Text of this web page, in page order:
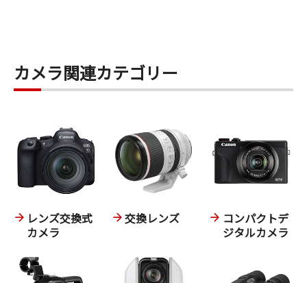
カメラ関連カテゴリー
レンズ交換式
カメラ
交換レンズ
コンパクトデ
ジタルカメラ